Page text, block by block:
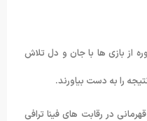
از بازی ها با جان و دل تلاش
را به دست بیاورند.
در رقابت های فینا ترافی